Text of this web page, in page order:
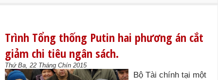
Trình Tổng thống Putin hai phương án cắt
giảm chi tiêu ngân sách.
Thứ Ba, 22 Tháng Chín 2015
Bộ Tài chính tại một